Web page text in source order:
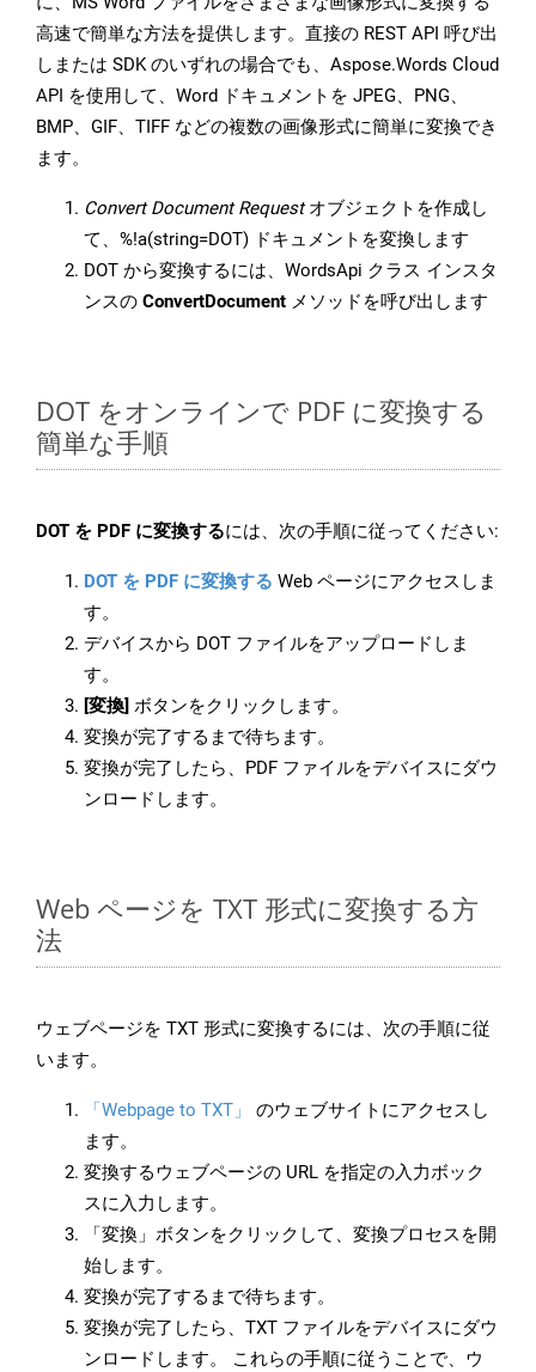
高速で簡単な方法を提供します。直接の REST API 呼び出
しまたは SDK のいずれの場合でも、Aspose.Words Cloud
API を使用して、Word ドキュメントを JPEG、PNG、
BMP、GIF、TIFF などの複数の画像形式に簡単に変換でき
ます。
Convert Document Requestオブジェクトを作成し
て、%!a(string=DOT) ドキュメントを変換します
DOT から変換するには、WordsApi クラス インスタ
ンスの ConvertDocument メソッドを呼び出します
DOT をオンラインで PDF に変換する
簡単な手順
DOT を PDF に変換するには、次の手順に従ってください:
DOT を PDF に変換する Web ページにアクセスしま
す。
デバイスから DOT ファイルをアップロードしま
す。
[変換] ボタンをクリックします。
変換が完了するまで待ちます。
変換が完了したら、PDF ファイルをデバイスにダウ
ンロードします。
Web ページを TXT 形式に変換する方
法
ウェブページを TXT 形式に変換するには、次の手順に従
います。
「Webpage to TXT」
のウェブサイトにアクセスし
ます。
変換するウェブページの URL を指定の入力ボック
スに入力します。
「変換」ボタンをクリックして、変換プロセスを開
始します。
変換が完了するまで待ちます。
変換が完了したら、TXT ファイルをデバイスにダウ
ンロードします。 これらの手順に従うことで、ウ